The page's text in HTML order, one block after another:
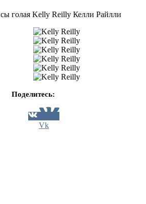
голая Kelly Reilly Келли Райлли
Поделитесь:
Vk